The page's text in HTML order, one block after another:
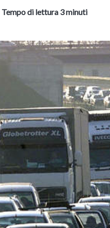
Tempo di lettura 3 minuti